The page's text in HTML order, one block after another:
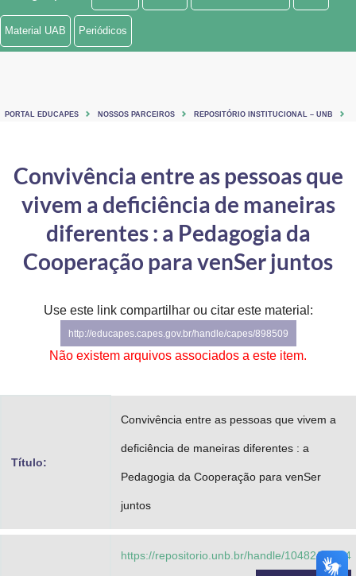
Ministério de Minas e Energia
Controladoria-Geral da União
Ministério da Mulher, da Família e dos Direitos Humanos
Secretaria-Geral
Gabinete de Segurança Institucional
Material UAB Periódicos
PORTAL EDUCAPES NOSSOS PARCEIROS REPOSITÓRIO INSTITUCIONAL – UNB
Convivência entre as pessoas que
vivem a deficiência de maneiras
diferentes : a Pedagogia da
Cooperação para venSer juntos
Use este link compartilhar ou citar este material:
http://educapes.capes.gov.br/handle/capes/898509
Não existem arquivos associados a este item.
Título:
Convivência entre as pessoas que vivem a
deficiência de maneiras diferentes : a
Pedagogia da Cooperação para venSer
juntos
https://repositorio.unb.br/handle/10482/41884